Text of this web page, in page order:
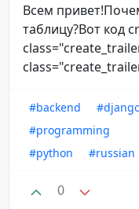
Всем
таблицу?Вот код
#backend
#programming
#python
#russian
0